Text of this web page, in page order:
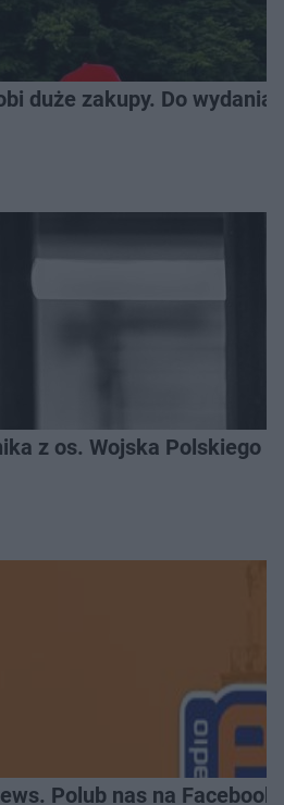
duże zakupy. Do wydania
z os. Wojska Polskiego
Polub nas na